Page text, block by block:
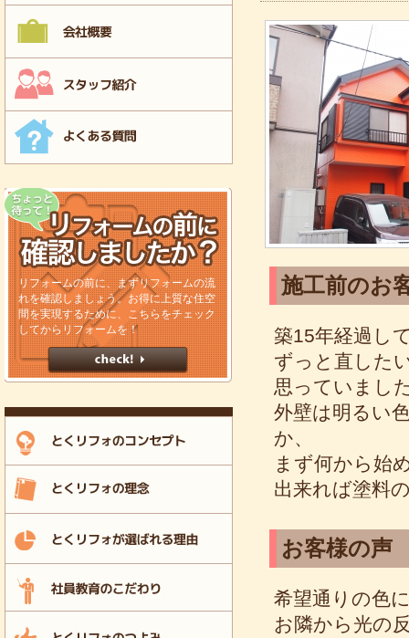
リフォームの前に、まずリフォームの流
れを確認しましょう。お得に上質な住空
間を実現するために、こちらをチェック
してからリフォームを！
施工前のお
築15年経過し
ずっと直した
思っていまし
外壁は明るい
か、
まず何から始
出来れば塗料
お客様の声
希望通りの色
お隣から光の